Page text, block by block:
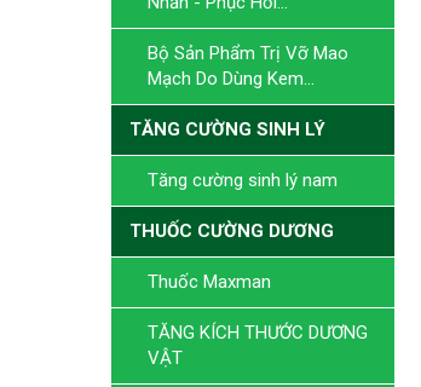
Bộ Sản Phẩm Trị Vỡ Mao
Mạch Do Dùng Kem...
TĂNG CƯỜNG SINH LÝ
Tăng cường sinh lý nam
THUỐC CƯỜNG DƯƠNG
Thuốc Maxman
TĂNG KÍCH THƯỚC DƯƠNG
VẬT